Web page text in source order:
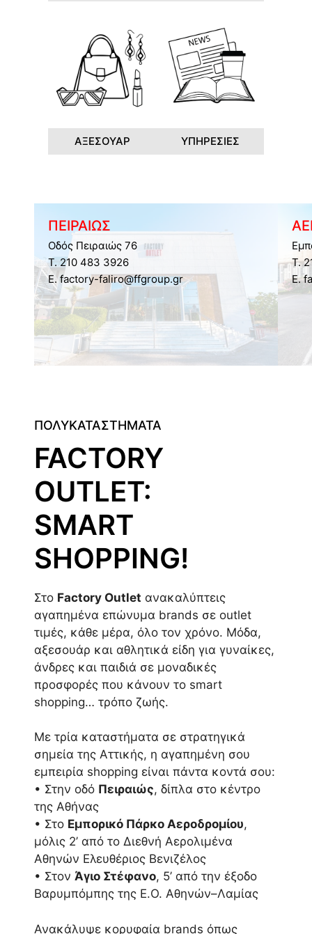
ΑΞΕΣΟΥΑΡ ΥΠΗΡΕΣΙΕΣ
ΠΟΛΥΚΑΤΑΣΤΗΜΑΤΑ
FACTORY
OUTLET:
SMART
SHOPPING!
Στο Factory Outlet ανακαλύπτεις
αγαπημένα επώνυμα brands σε outlet
τιμές, κάθε μέρα, όλο τον χρόνο. Μόδα,
αξεσουάρ και αθλητικά είδη για γυναίκες,
άνδρες και παιδιά σε μοναδικές
προσφορές που κάνουν το smart
shopping… τρόπο ζωής.
Με τρία καταστήματα σε στρατηγικά
σημεία της Αττικής, η αγαπημένη σου
εμπειρία shopping είναι πάντα κοντά σου:
• Στην οδό Πειραιώς, δίπλα στο κέντρο
της Αθήνας
• Στο Εμπορικό Πάρκο Αεροδρομίου,
μόλις 2’ από το Διεθνή Αερολιμένα
Αθηνών Ελευθέριος Βενιζέλος
• Στον Άγιο Στέφανο, 5’ από την έξοδο
Βαρυμπόμπης της Ε.Ο. Αθηνών–Λαμίας
Ανακάλυψε κορυφαία brands όπως
ΠΕΙΡΑΙΩΣ
Οδός Πειραιώς 76
Τ. 210 483 3926
E. factory-faliro@ffgroup.gr
Τ.
E.